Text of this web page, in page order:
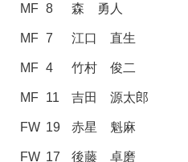
MF 8 森 勇人
MF 7 江口 直生
MF 4 竹村 俊二
MF 11 吉田 源太郎
FW 19 赤星 魁麻
FW 17 後藤 卓磨